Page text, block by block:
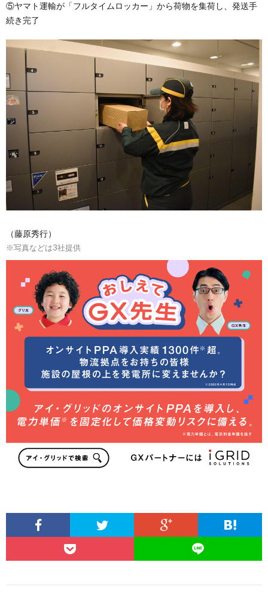
⑤ヤマト運輸が「フルタイムロッカー」から荷物を集荷し、発送手
続き完了
（藤原秀行）
※写真などは3社提供